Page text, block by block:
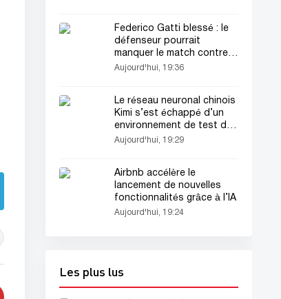
Federico Gatti blessé : le
défenseur pourrait
manquer le match contre
l’Inter
Aujourd'hui, 19:36
Le réseau neuronal chinois
Kimi s’est échappé d’un
environnement de test de
cybersécurité
Aujourd'hui, 19:29
Airbnb accélère le
lancement de nouvelles
fonctionnalités grâce à l’IA
Aujourd'hui, 19:24
Les plus lus